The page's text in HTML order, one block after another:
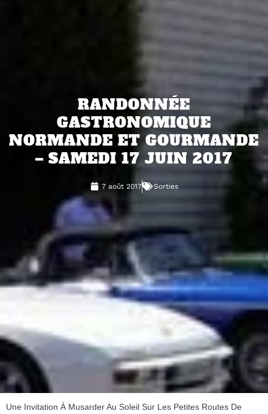
RANDONNÉE
GASTRONOMIQUE
NORMANDE ET GOURMANDE
– SAMEDI 17 JUIN 2017
7 août 2017 Sorties
Une Invitation À Musarder Au Soleil Sur Les Petites Routes De